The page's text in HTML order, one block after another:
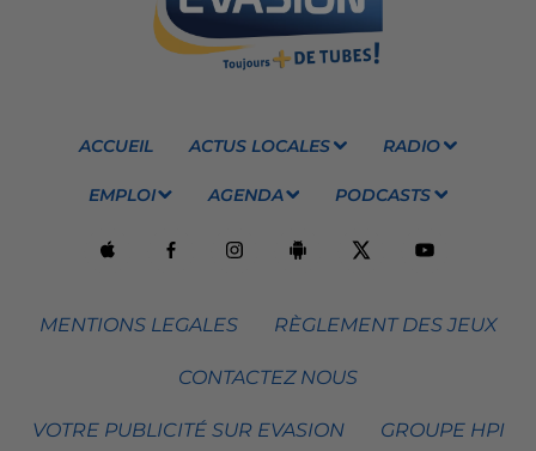
ACCUEIL ACTUS LOCALES RADIO
EMPLOI AGENDA PODCASTS
MENTIONS LEGALES RÈGLEMENT DES JEUX
CONTACTEZ NOUS
VOTRE PUBLICITÉ SUR EVASION GROUPE HPI